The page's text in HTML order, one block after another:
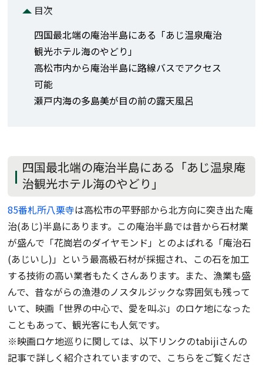
目次
四国最北端の庵治半島にある「あじ温泉庵治
観光ホテル海のやどり」
高松市内から庵治半島に路線バスでアクセス
可能
瀬戸内海の多島美が目の前の露天風呂
四国最北端の庵治半島にある「あじ温泉庵
治観光ホテル海のやどり」
85番札所八栗寺は高松市の平野部から北方向に突き出た庵
治(あじ)半島にあります。この庵治半島では昔から石材業
が盛んで「花崗岩のダイヤモンド」とのよばれる「庵治石
(あじいし)」という最高級石材が採掘され、この石を加工
する技術の高い業者もたくさんあります。また、漁業も盛
んで、昔ながらの漁港のノスタルジックな雰囲気も残って
いて、映画「世界の中心で、愛を叫ぶ」のロケ地になった
こともあって、観光客にも人気です。
※映画ロケ地巡りに関しては、以下リンクのtabijiさんの
記事で詳しく紹介されていますので、こちらをご覧くださ